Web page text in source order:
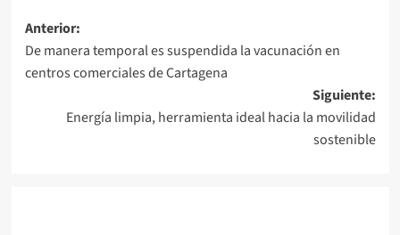
Navegación
de
entradas
Anterior:
De manera temporal es suspendida la vacunación en
centros comerciales de Cartagena
Siguiente:
Energía limpia, herramienta ideal hacia la movilidad
sostenible